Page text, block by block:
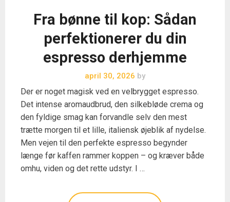
Fra bønne til kop: Sådan
perfektionerer du din
espresso derhjemme
april 30, 2026 by
Der er noget magisk ved en velbrygget espresso.
Det intense aromaudbrud, den silkebløde crema og
den fyldige smag kan forvandle selv den mest
trætte morgen til et lille, italiensk øjeblik af nydelse.
Men vejen til den perfekte espresso begynder
længe før kaffen rammer koppen – og kræver både
omhu, viden og det rette udstyr. I …